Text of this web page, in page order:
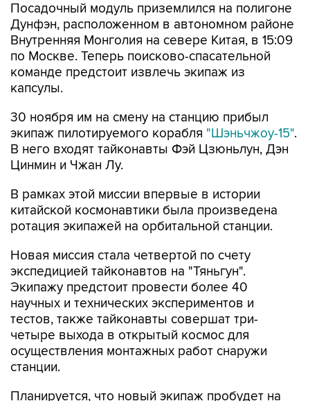
Посадочный модуль приземлился на полигоне
Дунфэн, расположенном в автономном районе
Внутренняя Монголия на севере Китая, в 15:09
по Москве. Теперь поисково-спасательной
команде предстоит извлечь экипаж из
капсулы.
30 ноября им на смену на станцию прибыл
экипаж пилотируемого корабля "Шэньчжоу-15".
В него входят тайконавты Фэй Цзюньлун, Дэн
Цинмин и Чжан Лу.
В рамках этой миссии впервые в истории
китайской космонавтики была произведена
ротация экипажей на орбитальной станции.
Новая миссия стала четвертой по счету
экспедицией тайконавтов на "Тяньгун".
Экипажу предстоит провести более 40
научных и технических экспериментов и
тестов, также тайконавты совершат три-
четыре выхода в открытый космос для
осуществления монтажных работ снаружи
станции.
Планируется, что новый экипаж пробудет на